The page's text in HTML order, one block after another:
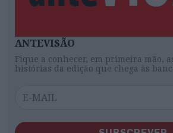
ANTEVISÃO
Fique a conhecer, em primeira mão,
histórias da edição que chega às